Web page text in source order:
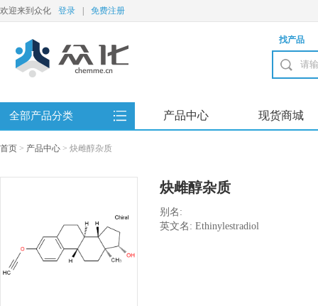
欢迎来到众化 登录 免费注册
找产品
全部产品分类 产品中心 现货商城
首页 > 产品中心 > 炔雌醇杂质
炔雌醇杂质
别名:
英文名: Ethinylestradiol